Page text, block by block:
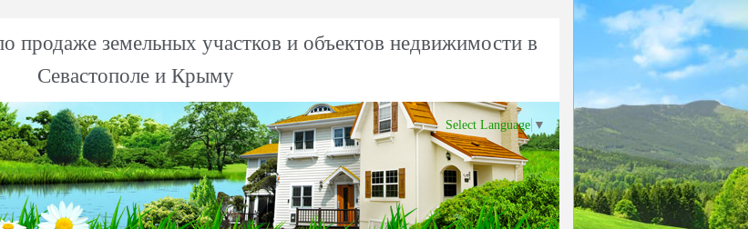
продаже земельных участков и объектов недвижимости в
Севастополе и Крыму
Select Language ▼